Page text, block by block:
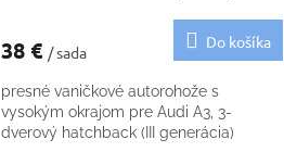
38 € / sada
Do košíka
presné vaničkové autorohože s
vysokým okrajom pre Audi A3, 3-
dverový hatchback (III generácia)